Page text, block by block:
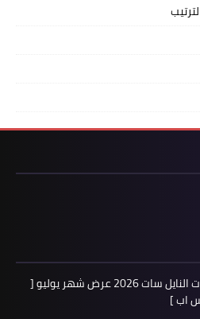
اعلن لدينا فى مدونة ترددات النايل سات 2026 عرض شهر يوليو [
اب ]